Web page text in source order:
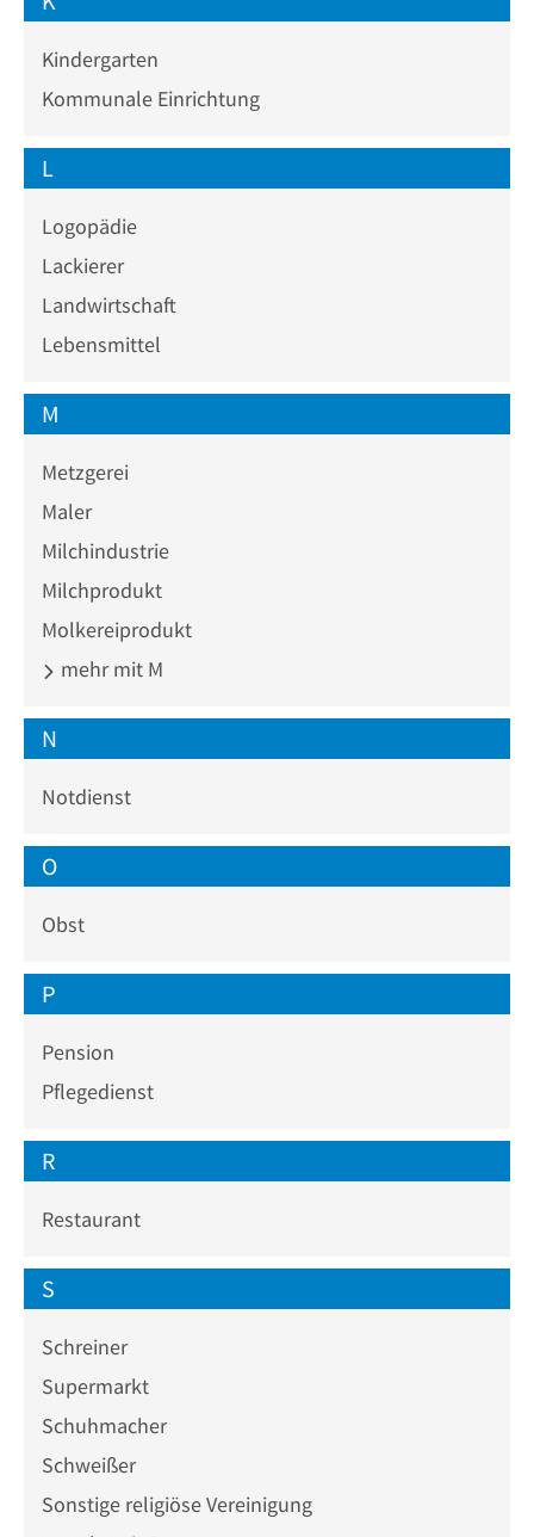
Kindergarten
Kommunale Einrichtung
L
Logopädie
Lackierer
Landwirtschaft
Lebensmittel
M
Metzgerei
Maler
Milchindustrie
Milchprodukt
Molkereiprodukt
mehr mit M
N
Notdienst
O
Obst
P
Pension
Pflegedienst
R
Restaurant
S
Schreiner
Supermarkt
Schuhmacher
Schweißer
Sonstige religiöse Vereinigung